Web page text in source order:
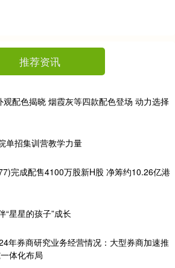
推荐资讯
配色揭晓 烟霞灰等四款配色登场 动力选择
单招集训营教学力量
完成配售4100万股新H股 净筹约10.26亿港
“星星的孩子”成长
年券商研究业务经营情况：大型券商加速推
体化布局